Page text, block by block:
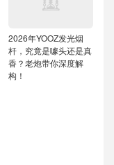
2026年YOOZ发光烟
杆，究竟是噱头还是真
香？老炮带你深度解
构！